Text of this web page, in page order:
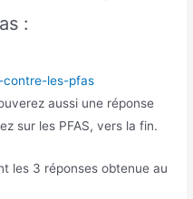
:
contre-les-pfas
aussi une réponse
sur les PFAS, vers la fin.
les 3 réponses obtenue au